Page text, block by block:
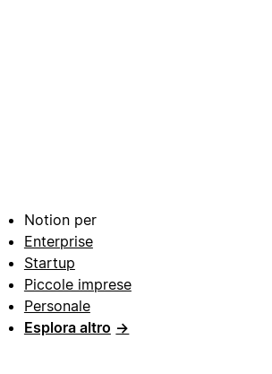
Notion per
Enterprise
Startup
Piccole imprese
Personale
Esplora altro →